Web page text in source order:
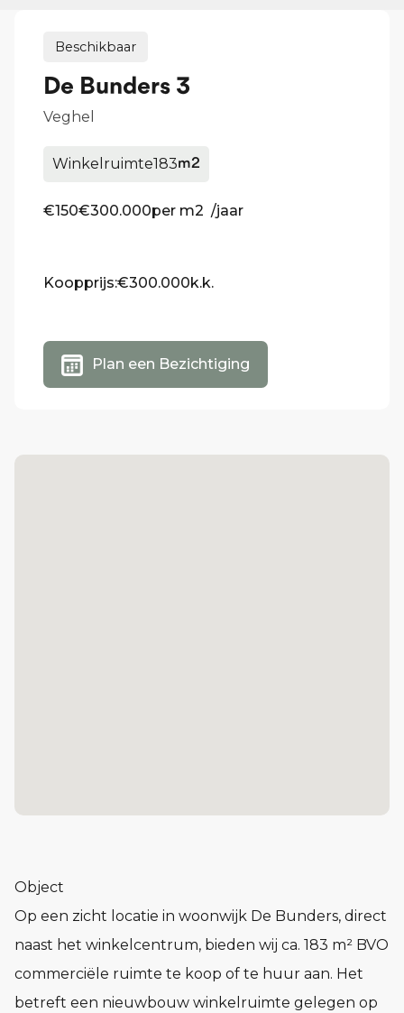
Beschikbaar
De Bunders 3
Veghel
Winkelruimte183m2
€150€300.000per m2 /jaar
Koopprijs:€300.000k.k.
Plan een Bezichtiging
Object
Op een zicht locatie in woonwijk De Bunders, direct
naast het winkelcentrum, bieden wij ca. 183 m² BVO
commerciële ruimte te koop of te huur aan. Het
betreft een nieuwbouw winkelruimte gelegen op